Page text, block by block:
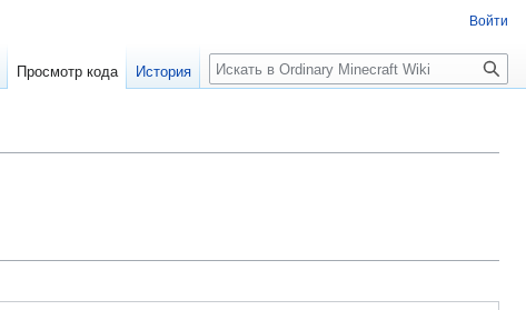
Войти
Просмотр кода История Поиск